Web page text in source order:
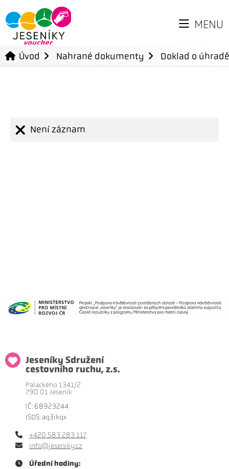
MENU
Úvod Nahrané dokumenty Doklad o
Není záznam
Jeseníky Sdružení
cestovního ruchu, z.s.
Palackého 1341/2
790 01 Jeseník
IČ: 68923244
ISDS: aq3ikqx
+420 583 283 117
info@jeseniky.cz
Úřední hodiny: